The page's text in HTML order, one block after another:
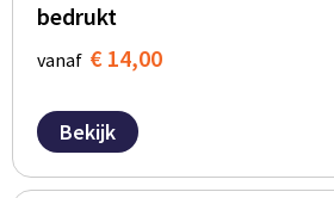
bedrukt
vanaf € 14,00
Bekijk